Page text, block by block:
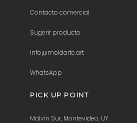
Contacto comercial
Sugerir producto
info@moldarte.art
WhatsApp
PICK UP POINT
Malvín Sur, Montevideo, UY.